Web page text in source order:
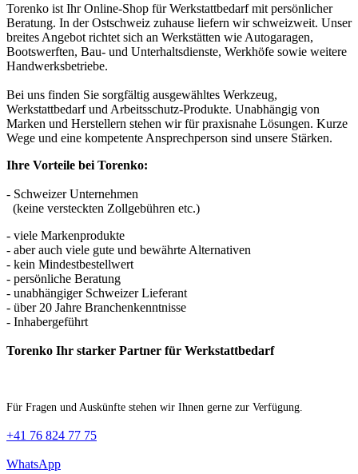
Torenko ist Ihr Online-Shop für Werkstattbedarf mit persönlicher
Beratung. In der Ostschweiz zuhause liefern wir schweizweit. Unser
breites Angebot richtet sich an Werkstätten wie Autogaragen,
Bootswerften, Bau- und Unterhaltsdienste, Werkhöfe sowie weitere
Handwerksbetriebe.
Bei uns finden Sie sorgfältig ausgewähltes Werkzeug,
Werkstattbedarf und Arbeitsschutz-Produkte. Unabhängig von
Marken und Herstellern stehen wir für praxisnahe Lösungen. Kurze
Wege und eine kompetente Ansprechperson sind unsere Stärken.
Ihre Vorteile bei Torenko:
- Schweizer Unternehmen
(keine versteckten Zollgebühren etc.)
- viele Markenprodukte
- aber auch viele gute und bewährte Alternativen
- kein Mindestbestellwert
- persönliche Beratung
- unabhängiger Schweizer Lieferant
- über 20 Jahre Branchenkenntnisse
- Inhabergeführt
Torenko Ihr starker Partner für Werkstattbedarf
Für Fragen und Auskünfte stehen wir Ihnen gerne zur Verfügung.
+41 76 824 77 75
WhatsApp